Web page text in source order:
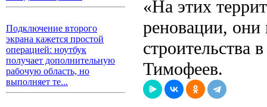
Подключение второго
экрана кажется простой
операцией: ноутбук
получает дополнительную
рабочую область, но
выполняет те...
«На этих
реновации, они
строительства
Тимофеев.